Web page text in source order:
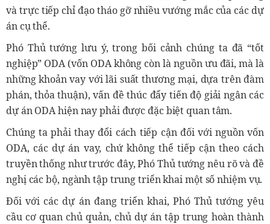
và trực tiếp chỉ đạo tháo gỡ nhiều vướng mắc của các dự
án cụ thể.
Phó Thủ tướng lưu ý, trong bối cảnh chúng ta đã “tốt
nghiệp” ODA (vốn ODA không còn là nguồn ưu đãi, mà là
những khoản vay với lãi suất thương mại, dựa trên đàm
phán, thỏa thuận), vấn đề thúc đẩy tiến độ giải ngân các
dự án ODA hiện nay phải được đặc biệt quan tâm.
Chúng ta phải thay đổi cách tiếp cận đối với nguồn vốn
ODA, các dự án vay, chứ không thể tiếp cận theo cách
truyền thống như trước đây, Phó Thủ tướng nêu rõ và đề
nghị các bộ, ngành tập trung triển khai một số nhiệm vụ.
Đối với các dự án đang triển khai, Phó Thủ tướng yêu
cầu cơ quan chủ quản, chủ dự án tập trung hoàn thành